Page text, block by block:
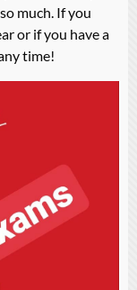
much. If you
or if you have a
time!